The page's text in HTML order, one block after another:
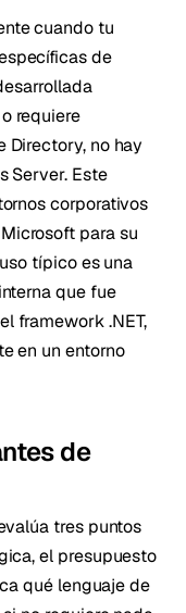
cuando tu
de
requiere
Directory, no hay
Server. Este
corporativos
para su
típico es una
que fue
framework .NET,
en un entorno
de
tres puntos
el presupuesto
qué lenguaje de